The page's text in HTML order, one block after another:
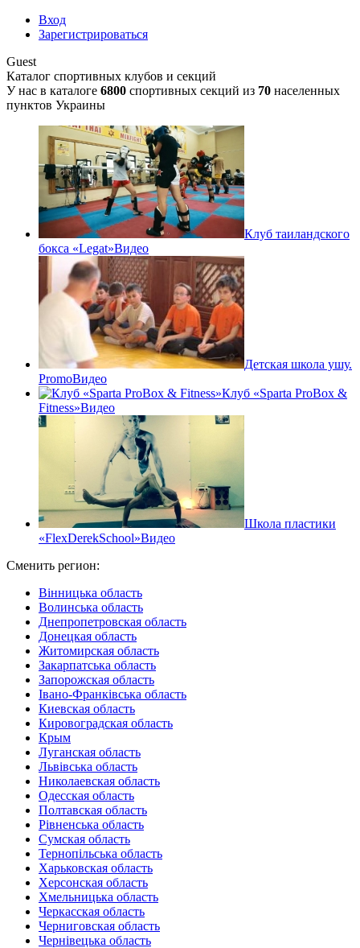
Вход
Зарегистрироваться
Guest
Каталог спортивных клубов и секций
У нас в каталоге 6800 спортивных секций из 70 населенных
пунктов Украины
Клуб таиландского
бокса «Legat»Видео
Детская школа ушу.
PromoВидео
Клуб «Sparta ProBox &
Fitness»Видео
Школа пластики
«FlexDerekSchool»Видео
Сменить регион:
Вінницька область
Волинська область
Днепропетровская область
Донецкая область
Житомирская область
Закарпатська область
Запорожская область
Івано-Франківська область
Киевская область
Кировоградская область
Крым
Луганская область
Львівська область
Николаевская область
Одесская область
Полтавская область
Рівненська область
Сумская область
Тернопільська область
Харьковская область
Херсонская область
Хмельницька область
Черкасская область
Черниговская область
Чернівецька область